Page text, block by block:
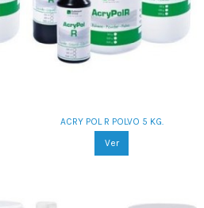
ACRY POL R POLVO 5 KG.
Ver